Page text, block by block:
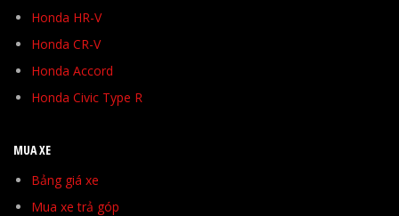
Honda HR-V
Honda CR-V
Honda Accord
Honda Civic Type R
MUA XE
Bảng giá xe
Mua xe trả góp